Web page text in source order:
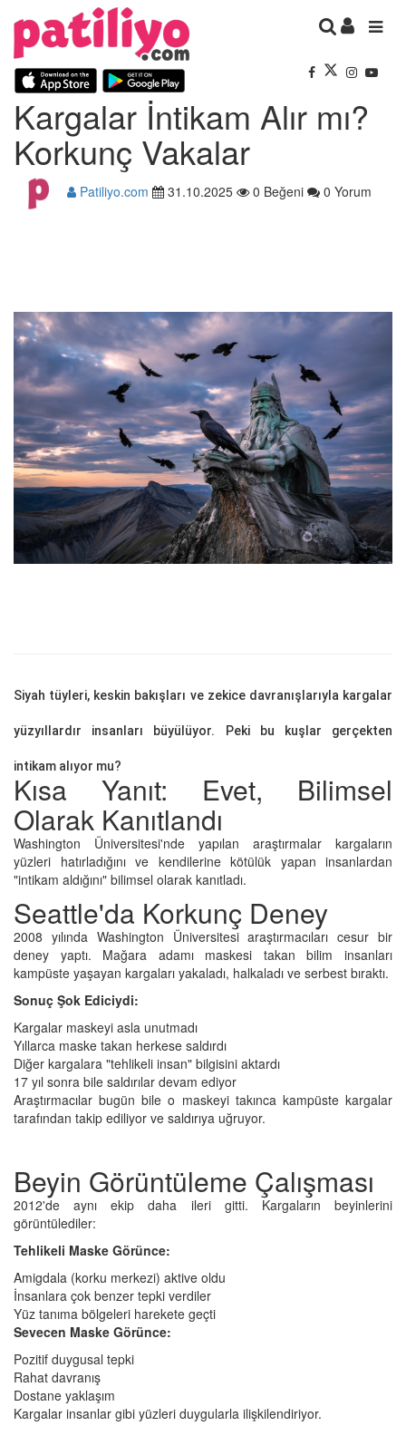
Kargalar İntikam Alır mı?
Korkunç Vakalar
Patiliyo.com 31.10.2025 0 Beğeni 0 Yorum
Siyah tüyleri, keskin bakışları ve zekice davranışlarıyla kargalar
yüzyıllardır insanları büyülüyor. Peki bu kuşlar gerçekten
intikam alıyor mu?
Kısa Yanıt: Evet, Bilimsel
Olarak Kanıtlandı
Washington Üniversitesi'nde yapılan araştırmalar kargaların
yüzleri hatırladığını ve kendilerine kötülük yapan insanlardan
"intikam aldığını" bilimsel olarak kanıtladı.
Seattle'da Korkunç Deney
2008 yılında Washington Üniversitesi araştırmacıları cesur bir
deney yaptı. Mağara adamı maskesi takan bilim insanları
kampüste yaşayan kargaları yakaladı, halkaladı ve serbest bıraktı.
Sonuç Şok Ediciydi:
Kargalar maskeyi asla unutmadı
Yıllarca maske takan herkese saldırdı
Diğer kargalara "tehlikeli insan" bilgisini aktardı
17 yıl sonra bile saldırılar devam ediyor
Araştırmacılar bugün bile o maskeyi takınca kampüste kargalar
tarafından takip ediliyor ve saldırıya uğruyor.
Beyin Görüntüleme Çalışması
2012'de aynı ekip daha ileri gitti. Kargaların beyinlerini
görüntülediler:
Tehlikeli Maske Görünce:
Amigdala (korku merkezi) aktive oldu
İnsanlara çok benzer tepki verdiler
Yüz tanıma bölgeleri harekete geçti
Sevecen Maske Görünce:
Pozitif duygusal tepki
Rahat davranış
Dostane yaklaşım
Kargalar insanlar gibi yüzleri duygularla ilişkilendiriyor.